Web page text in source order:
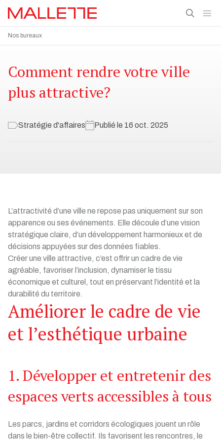
Nos bureaux
Comment rendre votre ville
plus attractive?
Stratégie d'affaires Publié le 16 oct. 2025
L’attractivité d’une ville ne repose pas uniquement sur son
apparence ou ses événements. Elle découle d’une vision
stratégique claire, d’un développement harmonieux et de
décisions appuyées sur des données fiables.
Créer une ville attractive, c’est offrir un cadre de vie
agréable, favoriser l’inclusion, dynamiser le tissu
économique et culturel, tout en préservant l’identité et la
durabilité du territoire.
Améliorer le cadre de vie
et l’esthétique urbaine
1. Développer et entretenir des
espaces verts accessibles à tous
Les parcs, jardins et corridors écologiques jouent un rôle
dans le bien-être collectif. Ils favorisent les rencontres, le